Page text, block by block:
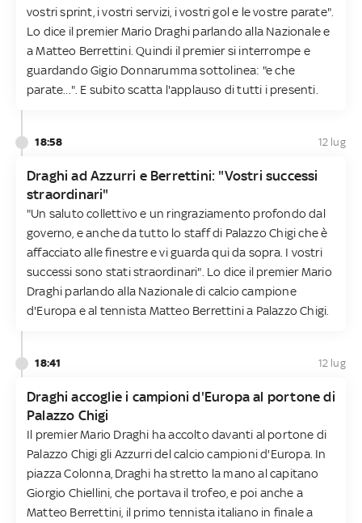
vostri sprint, i vostri servizi, i vostri gol e le vostre parate".
Lo dice il premier Mario Draghi parlando alla Nazionale e
a Matteo Berrettini. Quindi il premier si interrompe e
guardando Gigio Donnarumma sottolinea: "e che
parate...". E subito scatta l'applauso di tutti i presenti.
18:58 12 lug
Draghi ad Azzurri e Berrettini: "Vostri successi
straordinari"
"Un saluto collettivo e un ringraziamento profondo dal
governo, e anche da tutto lo staff di Palazzo Chigi che è
affacciato alle finestre e vi guarda qui da sopra. I vostri
successi sono stati straordinari". Lo dice il premier Mario
Draghi parlando alla Nazionale di calcio campione
d'Europa e al tennista Matteo Berrettini a Palazzo Chigi.
18:41 12 lug
Draghi accoglie i campioni d'Europa al portone di
Palazzo Chigi
Il premier Mario Draghi ha accolto davanti al portone di
Palazzo Chigi gli Azzurri del calcio campioni d'Europa. In
piazza Colonna, Draghi ha stretto la mano al capitano
Giorgio Chiellini, che portava il trofeo, e poi anche a
Matteo Berrettini, il primo tennista italiano in finale a